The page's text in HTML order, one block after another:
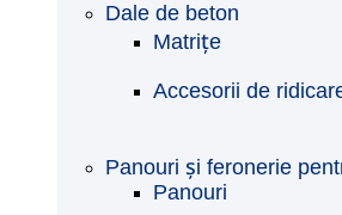
Dale de beton
Matrițe
Accesorii de
Panouri și feronerie
Panouri